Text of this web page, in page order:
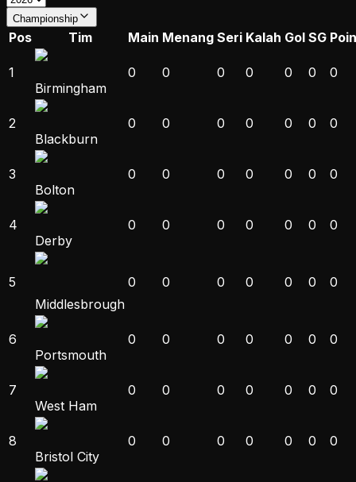
Championship
Pos Tim Main Menang Seri Kalah Gol SG Poin
1
Birmingham
0 0 0 0 0 0 0
2
Blackburn
0 0 0 0 0 0 0
3
Bolton
0 0 0 0 0 0 0
4
Derby
0 0 0 0 0 0 0
5
Middlesbrough
0 0 0 0 0 0 0
6
Portsmouth
0 0 0 0 0 0 0
7
West Ham
0 0 0 0 0 0 0
8
Bristol City
0 0 0 0 0 0 0